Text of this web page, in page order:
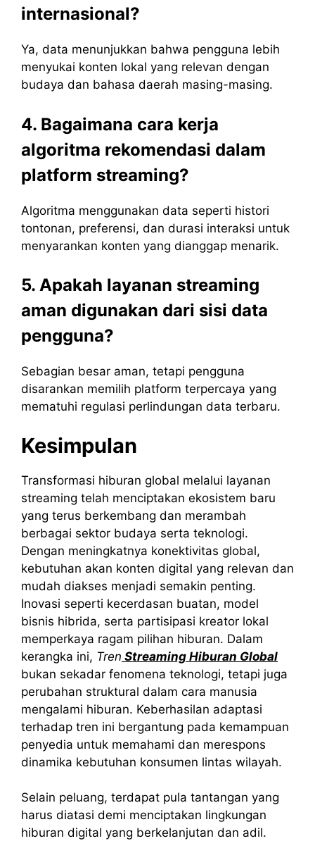
internasional?
Ya, data menunjukkan bahwa pengguna lebih
menyukai konten lokal yang relevan dengan
budaya dan bahasa daerah masing-masing.
4. Bagaimana cara kerja
algoritma rekomendasi dalam
platform streaming?
Algoritma menggunakan data seperti histori
tontonan, preferensi, dan durasi interaksi untuk
menyarankan konten yang dianggap menarik.
5. Apakah layanan streaming
aman digunakan dari sisi data
pengguna?
Sebagian besar aman, tetapi pengguna
disarankan memilih platform terpercaya yang
mematuhi regulasi perlindungan data terbaru.
Kesimpulan
Transformasi hiburan global melalui layanan
streaming telah menciptakan ekosistem baru
yang terus berkembang dan merambah
berbagai sektor budaya serta teknologi.
Dengan meningkatnya konektivitas global,
kebutuhan akan konten digital yang relevan dan
mudah diakses menjadi semakin penting.
Inovasi seperti kecerdasan buatan, model
bisnis hibrida, serta partisipasi kreator lokal
memperkaya ragam pilihan hiburan. Dalam
kerangka ini, Tren Streaming Hiburan Global
bukan sekadar fenomena teknologi, tetapi juga
perubahan struktural dalam cara manusia
mengalami hiburan. Keberhasilan adaptasi
terhadap tren ini bergantung pada kemampuan
penyedia untuk memahami dan merespons
dinamika kebutuhan konsumen lintas wilayah.
Selain peluang, terdapat pula tantangan yang
harus diatasi demi menciptakan lingkungan
hiburan digital yang berkelanjutan dan adil.